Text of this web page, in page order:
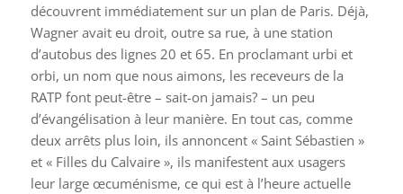
découvrent immédiatement sur un plan de Paris. Déjà,
Wagner avait eu droit, outre sa rue, à une station
d’autobus des lignes 20 et 65. En proclamant urbi et
orbi, un nom que nous aimons, les receveurs de la
RATP font peut-être – sait-on jamais? – un peu
d’évangélisation à leur manière. En tout cas, comme
deux arrêts plus loin, ils annoncent « Saint Sébastien »
et « Filles du Calvaire », ils manifestent aux usagers
leur large œcuménisme, ce qui est à l’heure actuelle